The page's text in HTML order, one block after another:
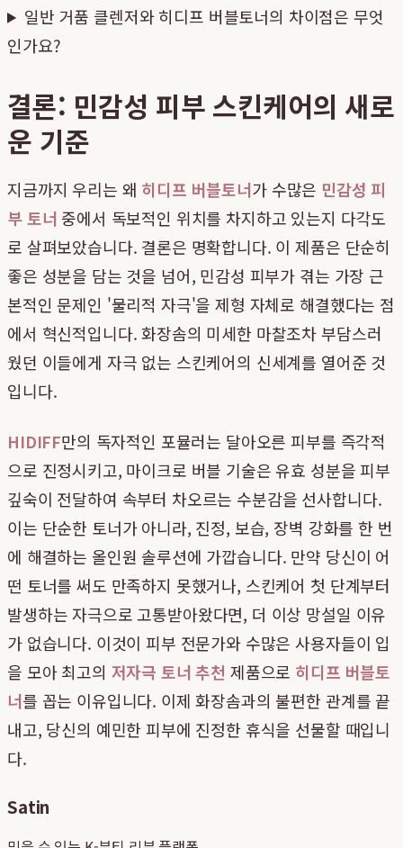
일반 거품 클렌저와 히디프 버블토너의 차이점은 무엇
인가요?
결론: 민감성 피부 스킨케어의 새로
운 기준
지금까지 우리는 왜 히디프 버블토너가 수많은 민감성 피
부 토너 중에서 독보적인 위치를 차지하고 있는지 다각도
로 살펴보았습니다. 결론은 명확합니다. 이 제품은 단순히
좋은 성분을 담는 것을 넘어, 민감성 피부가 겪는 가장 근
본적인 문제인 '물리적 자극'을 제형 자체로 해결했다는 점
에서 혁신적입니다. 화장솜의 미세한 마찰조차 부담스러
웠던 이들에게 자극 없는 스킨케어의 신세계를 열어준 것
입니다.
HIDIFF만의 독자적인 포뮬러는 달아오른 피부를 즉각적
으로 진정시키고, 마이크로 버블 기술은 유효 성분을 피부
깊숙이 전달하여 속부터 차오르는 수분감을 선사합니다.
이는 단순한 토너가 아니라, 진정, 보습, 장벽 강화를 한 번
에 해결하는 올인원 솔루션에 가깝습니다. 만약 당신이 어
떤 토너를 써도 만족하지 못했거나, 스킨케어 첫 단계부터
발생하는 자극으로 고통받아왔다면, 더 이상 망설일 이유
가 없습니다. 이것이 피부 전문가와 수많은 사용자들이 입
을 모아 최고의 저자극 토너 추천 제품으로 히디프 버블토
너를 꼽는 이유입니다. 이제 화장솜과의 불편한 관계를 끝
내고, 당신의 예민한 피부에 진정한 휴식을 선물할 때입니
다.
Satin